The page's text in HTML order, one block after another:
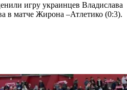
игру украинцев Владислава
в матче Жирона –Атлетико (0:3).